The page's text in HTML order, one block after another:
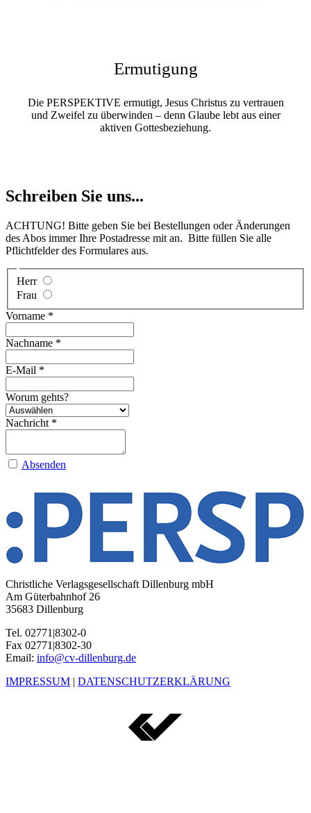
Ermutigung
Die PERSPEKTIVE ermutigt, Jesus Christus zu vertrauen
und Zweifel zu überwinden – denn Glaube lebt aus einer
aktiven Gottesbeziehung.
Schreiben Sie uns...
ACHTUNG! Bitte geben Sie bei Bestellungen oder Änderungen
des Abos immer Ihre Postadresse mit an. Bitte füllen Sie alle
Pflichtfelder des Formulares aus.
Herr
Frau
Vorname *
Nachname *
E-Mail *
Worum gehts?
Nachricht *
Absenden
Christliche Verlagsgesellschaft Dillenburg mbH
Am Güterbahnhof 26
35683 Dillenburg
Tel. 02771|8302-0
Fax 02771|8302-30
Email: info@cv-dillenburg.de
IMPRESSUM | DATENSCHUTZERKLÄRUNG